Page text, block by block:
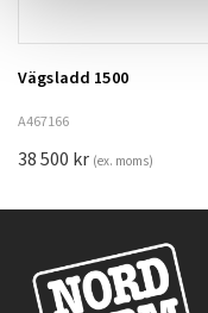
Vägsladd 1500
A467166
38 500 kr (ex. moms)